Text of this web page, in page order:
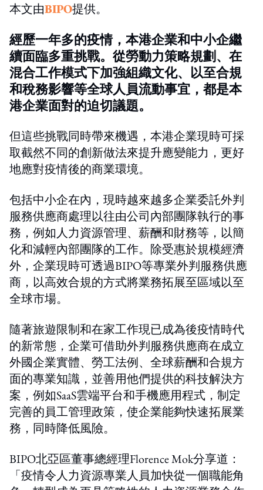
本文由BIPO提供。
經歷一年多的疫情，本港企業和中小企繼
續面臨多重挑戰。從勞動力策略規劃、在
混合工作模式下加強組織文化、以至合規
和稅務影響等全球人員流動事宜，都是本
港企業面對的迫切議題。
但這些挑戰同時帶來機遇，本港企業現時可採
取截然不同的創新做法來提升應變能力，更好
地應對疫情後的商業環境。
包括中小企在內，現時越來越多企業委託外判
服務供應商處理以往由公司內部團隊執行的事
務，例如人力資源管理、薪酬和財務等，以簡
化和減輕內部團隊的工作。除受惠於規模經濟
外，企業現時可透過BIPO等專業外判服務供應
商，以高效合規的方式將業務拓展至區域以至
全球市場。
隨著旅遊限制和在家工作現已成為後疫情時代
的新常態，企業可借助外判服務供應商在成立
外國企業實體、勞工法例、全球薪酬和合規方
面的專業知識，並善用他們提供的科技解決方
案，例如SaaS雲端平台和手機應用程式，制定
完善的員工管理政策，使企業能夠快速拓展業
務，同時降低風險。
BIPO北亞區董事總經理Florence Mok分享道：
「疫情令人力資源專業人員加快從一個職能角